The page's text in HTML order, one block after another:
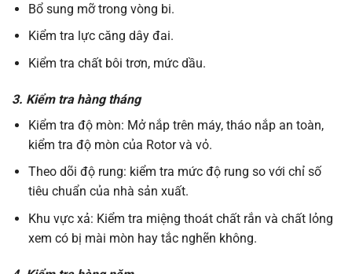
Bổ sung mỡ trong vòng bi.
Kiểm tra lực căng dây đai.
Kiểm tra chất bôi trơn, mức dầu.
3. Kiểm tra hàng tháng
Kiểm tra độ mòn: Mở nắp trên máy, tháo nắp an toàn,
kiểm tra độ mòn của Rotor và vỏ.
Theo dõi độ rung: kiểm tra mức độ rung so với chỉ số
tiêu chuẩn của nhà sản xuất.
Khu vực xả: Kiểm tra miệng thoát chất rắn và chất lỏng
xem có bị mài mòn hay tắc nghẽn không.